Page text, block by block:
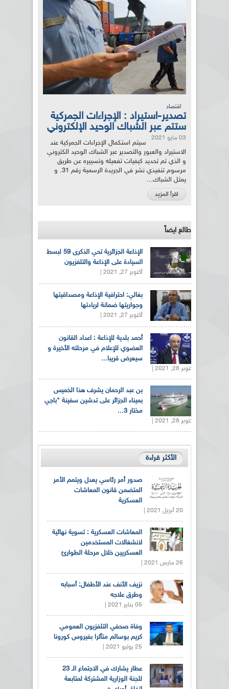
اقتصاد
تصدير-استيراد : الإجراءات الجمركية
ستتم عبر الشباك الوحيد الإلكتروني
03 مايو 2021
سيتم استكمال الإجراءات الجمركية عند
الاستيراد والعبور والتصدير عبر الشباك الوحيد الكتروني
و الذي تم تحديد كيفيات تفعيله وتسييره عن طريق
مرسوم تنفيذي نشر في الجريدة الرسمية رقم 31. و
يمثل الشباك...
اقرأ المزيد
طالع ايضاً
الإذاعة الجزائرية تحي الذكرى 59 لبسط
السيادة على الإذاعة والتلفزيون
أكتوبر 27, 2021 |
بغالي: احترافية الإذاعة ومصداقيتها
وجواريتها ضمانة لريادتها
أكتوبر 27, 2021 |
أحمد بلدية للإذاعة : اعداد القانون
العضوي للإعلام في مرحلته الأخيرة و
سيعرض قريبا...
أكتوبر 28, 2021 |
بن عبد الرحمان يشرف هذا الخميس
بميناء الجزائر على تدشين سفينة "باجي
مختار 3...
أكتوبر 28, 2021 |
الأكثر قراءة
صدور أمر رئاسي يعدل ويتمم الأمر
المتضمن قانون المعاشات
العسكرية
20 أبريل 2021 |
المعاشات العسكرية : تسوية نهائية
لانشغالات المستخدمين
العسكريين خلال مرحلة الطوارئ
26 مارس 2021 |
نزيف الأنف عند الأطفال: أسبابه
وطرق علاجه
05 يناير 2021 |
وفاة صحفي التلفزيون العمومي
كريم بوسالم متأثرا بفيروس كورونا
25 يوليو 2021 |
عطار يشارك في الاجتماع الـ 23
للجنة الوزارية المشتركة لمتابعة